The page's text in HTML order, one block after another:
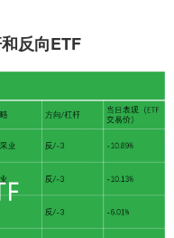
反向ETF